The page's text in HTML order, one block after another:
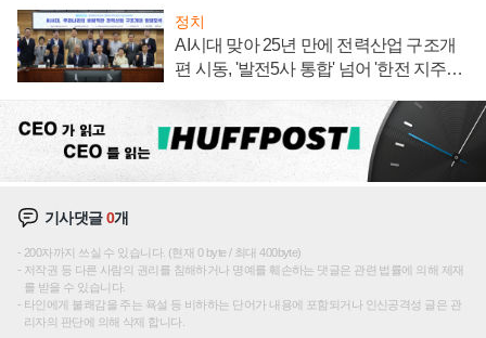
정치
AI시대 맞아 25년 만에 전력산업 구조개
편 시동, '발전5사 통합' 넘어 '한전 지주사'
기사댓글0개
200자까지 쓰실 수 있습니다. (현재 0 byte / 최대 400byte)
저작권 등 다른 사람의 권리를 침해하거나 명예를 훼손하는 댓글은 관련 법률에 의해 제재
를 받을 수 있습니다.
타인에게 불쾌감을 주는 욕설 등 비하하는 단어가 내용에 포함되거나 인신공격성 글은 관
리자의 판단에 의해 삭제 합니다.